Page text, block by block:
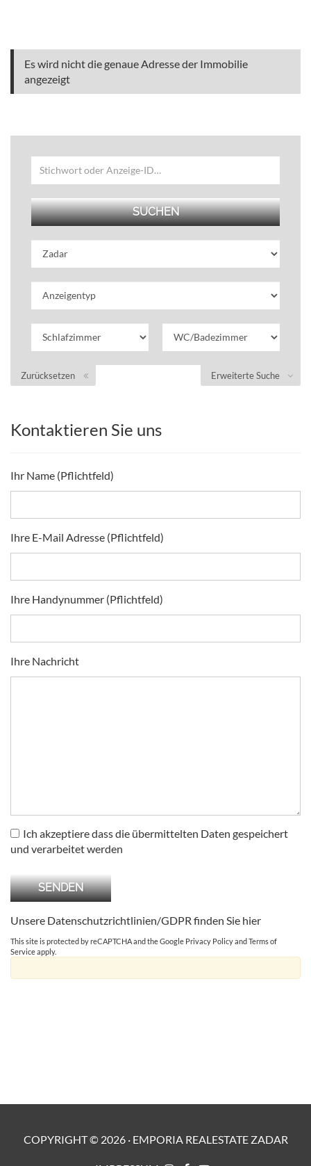
Es wird nicht die genaue Adresse der Immobilie
angezeigt
Erweiterte Suche
Zurücksetzen
Kontaktieren Sie uns
Ihr Name (Pflichtfeld)
Ihre E-Mail Adresse (Pflichtfeld)
Ihre Handynummer (Pflichtfeld)
Ihre Nachricht
Ich akzeptiere dass die übermittelten Daten gespeichert
und verarbeitet werden
Unsere Datenschutzrichtlinien/GDPR finden Sie hier
This site is protected by reCAPTCHA and the Google Privacy PolicyandTerms of
Serviceapply.
COPYRIGHT © 2026· EMPORIA REALESTATE ZADAR